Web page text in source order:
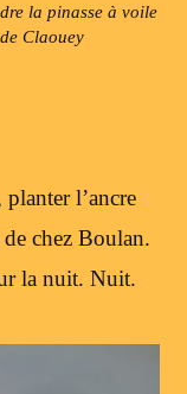
la pinasse à voile
Claouey
l’ancre
chez Boulan.
la nuit. Nuit.